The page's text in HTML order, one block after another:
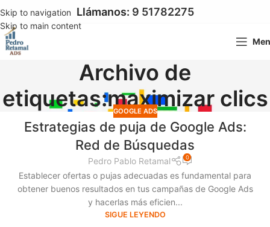
Skip to navigation
Skip to main content
Llámanos: 9 51782275
Archivo de
etiquetas:maximizar clics
GOOGLE ADS
Estrategias de puja de Google Ads:
Red de Búsquedas
Pedro Pablo Retamal 0
Establecer ofertas o pujas adecuadas es fundamental para
obtener buenos resultados en tus campañas de Google Ads
y hacerlas más eficien...
SIGUE LEYENDO